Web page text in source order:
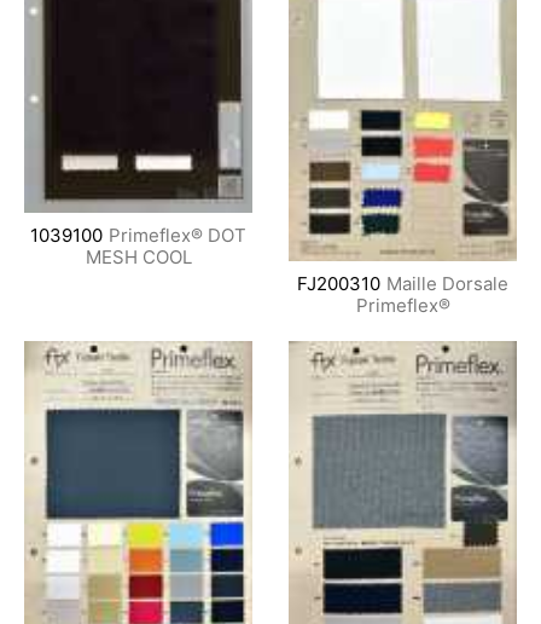
1039100 Primeflex® DOT
MESH COOL
FJ200310 Maille Dorsale
Primeflex®